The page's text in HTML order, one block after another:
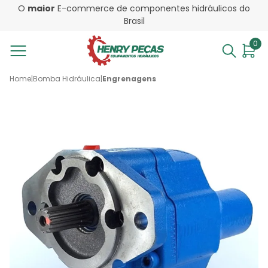
O maior E-commerce de componentes hidráulicos do
Brasil
0
Home|Bomba Hidráulica|Engrenagens